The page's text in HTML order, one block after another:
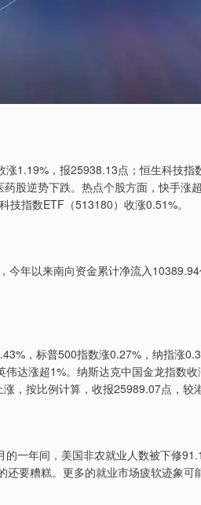
1.19%，报25938.13点；恒生科技指
股逆势下跌。热点个股方面，快手涨
指数ETF（513180）收涨0.51%。
年以来南向资金累计净流入
，标普500指数涨0.27%，纳指涨
达涨超1%。纳斯达克中国金龙指数
，按比例计算，收报25989.07点，较
一年间，美国非农就业人数被下修
要糟糕。更多的就业市场疲软迹象